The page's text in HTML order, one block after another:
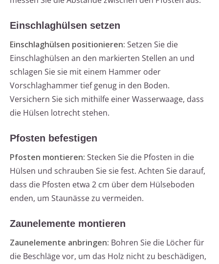
Einschlaghülsen setzen
Einschlaghülsen positionieren: Setzen Sie die
Einschlaghülsen an den markierten Stellen an und
schlagen Sie sie mit einem Hammer oder
Vorschlaghammer tief genug in den Boden.
Versichern Sie sich mithilfe einer Wasserwaage, dass
die Hülsen lotrecht stehen.
Pfosten befestigen
Pfosten montieren: Stecken Sie die Pfosten in die
Hülsen und schrauben Sie sie fest. Achten Sie darauf,
dass die Pfosten etwa 2 cm über dem Hülseboden
enden, um Staunässe zu vermeiden.
Zaunelemente montieren
Zaunelemente anbringen: Bohren Sie die Löcher für
die Beschläge vor, um das Holz nicht zu beschädigen,